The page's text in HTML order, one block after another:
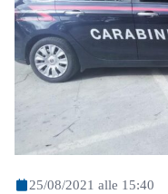
25/08/2021 alle 15:40